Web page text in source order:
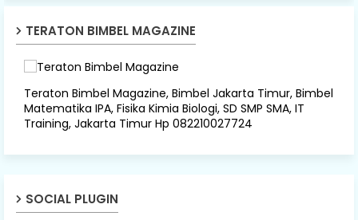
TERATON BIMBEL MAGAZINE
Teraton Bimbel Magazine, Bimbel Jakarta Timur, Bimbel
Matematika IPA, Fisika Kimia Biologi, SD SMP SMA, IT
Training, Jakarta Timur Hp 082210027724
SOCIAL PLUGIN